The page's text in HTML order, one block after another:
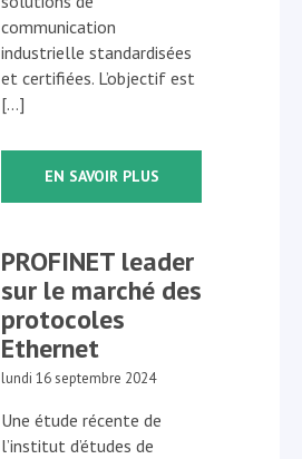
communication
industrielle standardisées
et certifiées. L’objectif est
[…]
EN SAVOIR PLUS
PROFINET leader
sur le marché des
protocoles
Ethernet
lundi 16 septembre 2024
Une étude récente de
l’institut d’études de